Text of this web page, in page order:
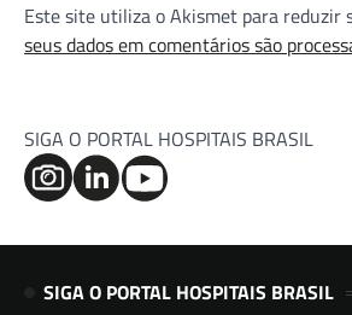
Este site utiliza o Akismet para reduzir
seus dados em comentários são
SIGA O PORTAL HOSPITAIS BRASIL
SIGA O PORTAL HOSPITAIS BRASIL